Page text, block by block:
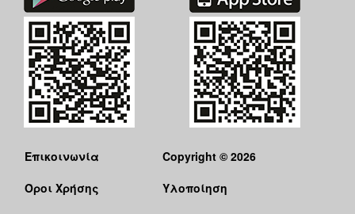
Επικοινωνία
Όροι Χρήσης
Copyright © 2026
Υλοποίηση